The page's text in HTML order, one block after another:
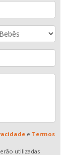
e Termos
utilizadas